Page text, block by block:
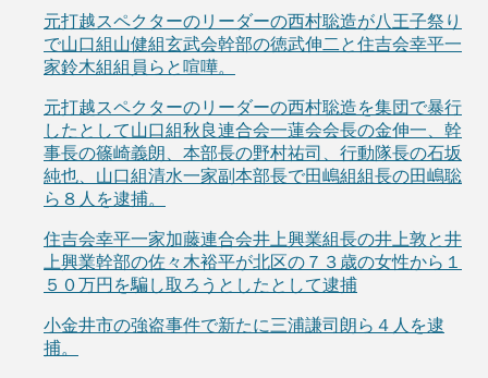
元打越スペクターのリーダーの西村聡造が八王子祭り
で山口組山健組玄武会幹部の徳武伸二と住吉会幸平一
家鈴木組組員らと喧嘩。
元打越スペクターのリーダーの西村聡造を集団で暴行
したとして山口組秋良連合会一蓮会会長の金伸一、幹
事長の篠崎義朗、本部長の野村祐司、行動隊長の石坂
純也、山口組清水一家副本部長で田嶋組組長の田嶋聡
ら８人を逮捕。
住吉会幸平一家加藤連合会井上興業組長の井上敦と井
上興業幹部の佐々木裕平が北区の７３歳の女性から１
５０万円を騙し取ろうとしたとして逮捕
小金井市の強盗事件で新たに三浦謙司朗ら４人を逮
捕。